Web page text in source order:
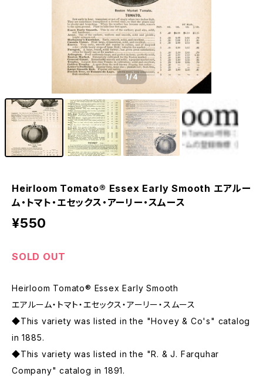
1/4
Heirloom Tomato® Essex Early Smooth エアルー
ム・トマト・エセックス・アーリー・スムース
¥550
SOLD OUT
Heirloom Tomato® Essex Early Smooth
エアルーム・トマト・エセックス・アーリー・スムース
◆This variety was listed in the "Hovey & Co's" catalog
in 1885.
◆This variety was listed in the "R. & J. Farquhar
Company" catalog in 1891.